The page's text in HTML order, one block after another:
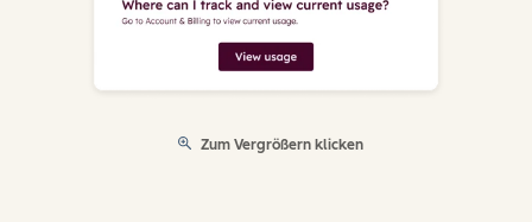
Zum Vergrößern klicken